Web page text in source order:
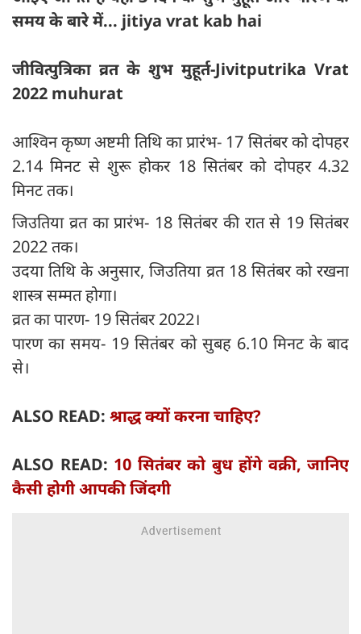
समय के बारे में... jitiya vrat kab hai
जीवित्पुत्रिका व्रत के शुभ मुहूर्त-Jivitputrika Vrat
2022 muhurat
आश्विन कृष्ण अष्टमी तिथि का प्रारंभ- 17 सितंबर को दोपहर
2.14 मिनट से शुरू होकर 18 सितंबर को दोपहर 4.32
मिनट तक।
जिउतिया व्रत का प्रारंभ- 18 सितंबर की रात से 19 सितंबर
2022 तक।
उदया तिथि के अनुसार, जिउतिया व्रत 18 सितंबर को रखना
शास्त्र सम्मत होगा।
व्रत का पारण- 19 सितंबर 2022।
पारण का समय- 19 सितंबर को सुबह 6.10 मिनट के बाद
से।
ALSO READ: श्राद्ध क्यों करना चाहिए?
ALSO READ: 10 सितंबर को बुध होंगे वक्री, जानिए
कैसी होगी आपकी जिंदगी